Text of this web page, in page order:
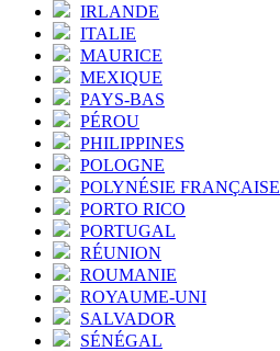
IRLANDE
ITALIE
MAURICE
MEXIQUE
PAYS-BAS
PÉROU
PHILIPPINES
POLOGNE
POLYNÉSIE FRANÇAISE
PORTO RICO
PORTUGAL
RÉUNION
ROUMANIE
ROYAUME-UNI
SALVADOR
SÉNÉGAL